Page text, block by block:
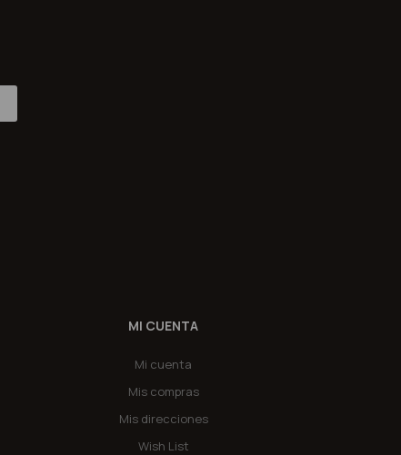
MI CUENTA
Mi cuenta
Mis compras
Mis direcciones
Wish List